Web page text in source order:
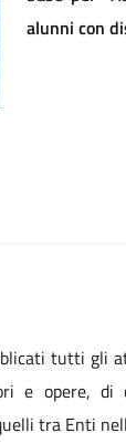
tutti gli
e opere, di
tra Enti